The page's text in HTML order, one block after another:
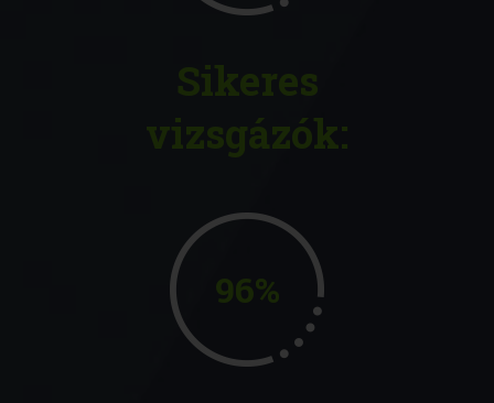
Sikeres
vizsgázók:
96%